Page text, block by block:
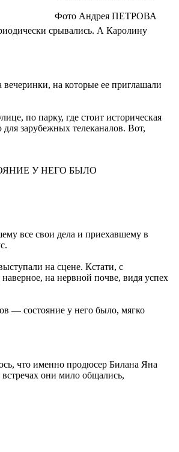
Фото Андрея ПЕТРОВА
срывались. А Каролину
на которые ее приглашали
по парку, где стоит историческая
зарубежных телеканалов. Вот,
У НЕГО БЫЛО
все свои дела и приехавшему в
на сцене. Кстати, с
на нервной почве, видя успех
— состояние у него было, мягко
что именно продюсер Билана Яна
они мило общались,